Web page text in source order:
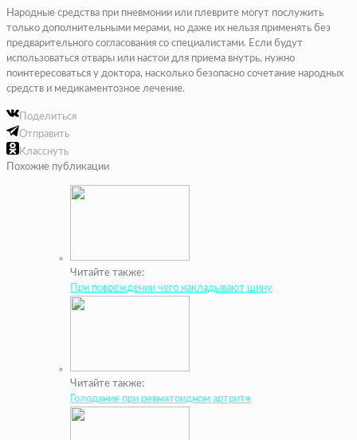
Народные средства при пневмонии или плеврите могут послужить
только дополнительными мерами, но даже их нельзя применять без
предварительного согласования со специалистами. Если будут
использоваться отвары или настои для приема внутрь, нужно
поинтересоваться у доктора, насколько безопасно сочетание народных
средств и медикаментозное лечение.
Поделиться
Отправить
Класснуть
Похожие публикации
Читайте также:
При повреждении чего накладывают шину
Читайте также:
Голодание при ревматоидном артрите